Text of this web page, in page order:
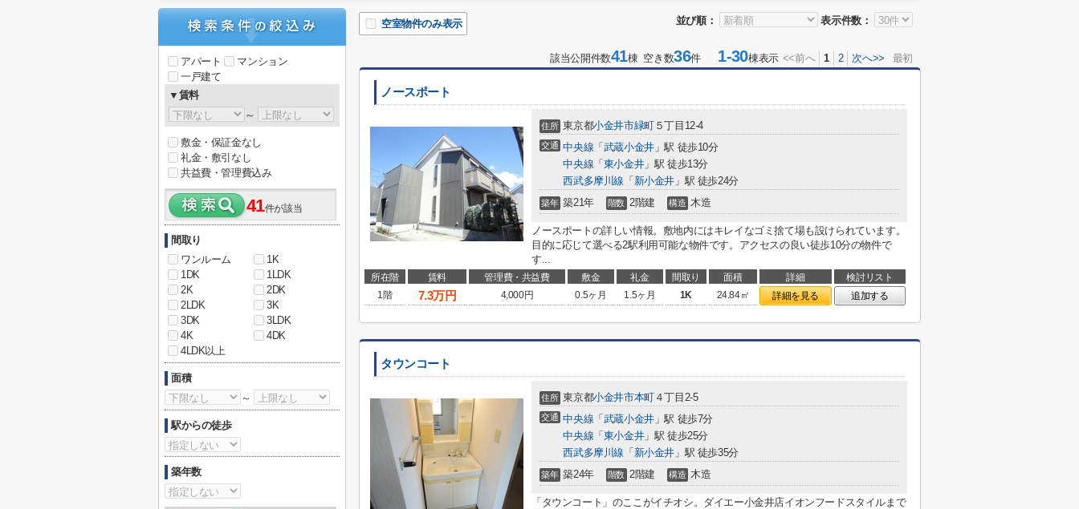
並び順： 表示件数：
空室物件のみ表示
該当公開件数41棟 空き数36件1-30棟表示 <<前へ 1 2 次へ>> 最初
ノースポート
住所 東京都小金井市緑町５丁目12-4
交通 中央線 「 武蔵小金井」駅 徒歩10分
中央線 「 東小金井」駅 徒歩13分
西武多摩川線 「 新小金井 」駅 徒歩24分
築年 築21年 階数 2階建 構造 木造
ノースポートの詳しい情報。敷地内にはキレイなゴミ捨て場も設けられています。
目的に応じて選べる2駅利用可能な物件です。アクセスの良い徒歩10分の物件で
す...
所在階 賃料 管理費・共益費 敷金 礼金 間取り 面積 詳細
検討リスト
1階
7.3万円 4,000円 0.5ヶ月 1.5ヶ月 1K 24.84㎡ 詳細を見る 追加する
タウンコート
住所 東京都小金井市本町４丁目2-5
交通 中央線 「 武蔵小金井」駅 徒歩7分
中央線 「 東小金井」駅 徒歩25分
西武多摩川線 「 新小金井 」駅 徒歩35分
築年 築24年 階数 2階建 構造 木造
「タウンコート」のここがイチオシ。ダイエー小金井店イオンフードスタイルまで
アパート
マンション
一戸建て
▼賃料
～
敷金・保証金なし
礼金・敷引なし
共益費・管理費込み
41件が該当
間取り
ワンルーム
1K
1DK
1LDK
2K
2DK
2LDK
3K
3DK
3LDK
4K
4DK
4LDK以上
面積
～
駅からの徒歩
築年数